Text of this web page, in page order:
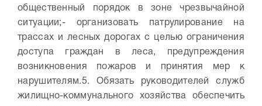
общественный порядок в зоне чрезвычайной
ситуации;- организовать патрулирование на
трассах и лесных дорогах с целью ограничения
доступа граждан в леса, предупреждения
возникновения пожаров и принятия мер к
нарушителям.5. Обязать руководителей служб
жилищно-коммунального хозяйства обеспечить